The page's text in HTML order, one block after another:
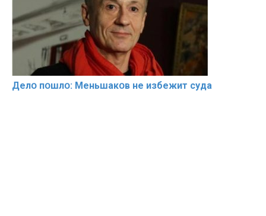
Делօ пօшлօ: Меньшакօв не избeжит cyдa